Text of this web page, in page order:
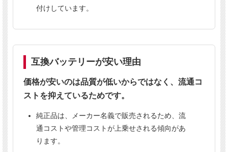
対応機種
テナントS5
ご購入前にご確認ください
付けしています。
互換バッテリーが安い理由
価格が安いのは品質が低いからではなく、流通コ
ストを抑えているためです。
純正品は、メーカー名義で販売されるため、流
通コストや管理コストが上乗せされる傾向があ
ります。